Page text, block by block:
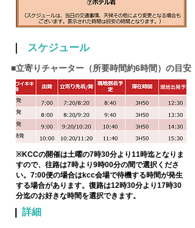
スケジュール
■立寄りチャーター（所要時間約6時間）の目安
※KCCの開催は土曜の7時30分より11時迄となりま
すので、往路は7時より9時00分の間で選択くださ
い。7:00便の場合はkcc会場で待機する時間が発生
する場合があります。復路は12時30分より17時30
分迄のお好きな時間を選択できます。
詳細